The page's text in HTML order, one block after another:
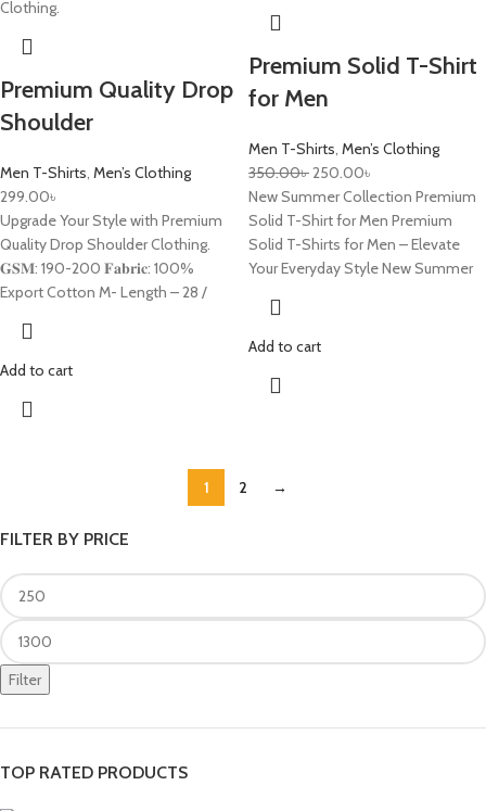
FILTER BY PRICE
Filter
TOP RATED PRODUCTS
Premium Quality Drop
Shoulder
Men T-Shirts, Men’s Clothing
299.00৳
Upgrade Your Style with Premium
Quality Drop Shoulder Clothing.
𝐆𝐒𝐌: 190-200 𝐅𝐚𝐛𝐫𝐢𝐜: 100%
Export Cotton M- Length – 28 /
Add to cart
Premium Solid T-Shirt
for Men
Men T-Shirts, Men’s Clothing
350.00৳250.00৳
New Summer Collection Premium
Solid T-Shirt for Men Premium
Solid T-Shirts for Men – Elevate
Your Everyday Style New Summer
Add to cart
1 2 →